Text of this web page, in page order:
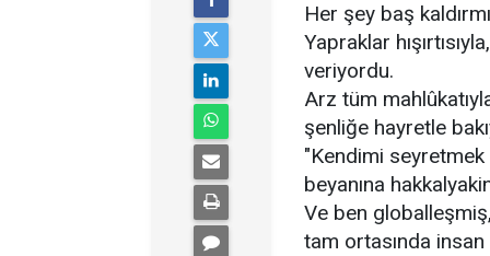
Her şey baş
Yapraklar
veriyordu.
Arz tüm
şenliğe hayretle
"Kendimi seyretmek
beyanına
Ve ben
tam ortasında